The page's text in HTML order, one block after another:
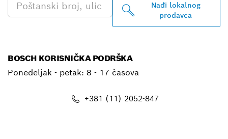
Nađi lokalnog
prodavca
BOSCH KORISNIČKA PODRŠKA
Ponedeljak - petak: 8 - 17 časova
+381 (11) 2052-847